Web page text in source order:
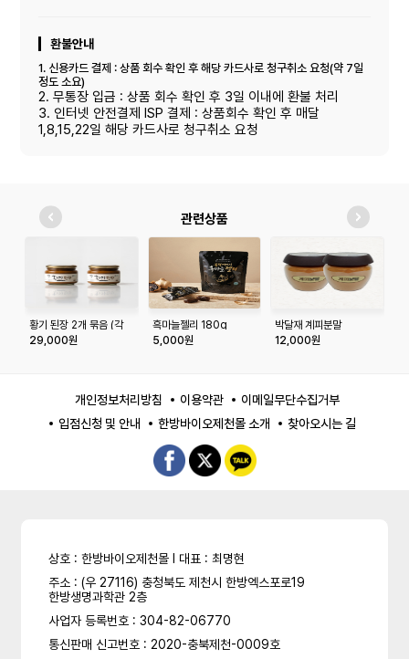
환불안내
1. 신용카드 결제 : 상품 회수 확인 후 해당 카드사로 청구취소 요청(약 7일
정도 소요)
2. 무통장 입금 : 상품 회수 확인 후 3일 이내에 환불 처리
3. 인터넷 안전결제 ISP 결제 : 상품회수 확인 후 매달
1,8,15,22일 해당 카드사로 청구취소 요청
관련상품
황기 된장 2개 묶음 (각
500g)
29,000원
흑마늘젤리 180g
5,000원
박달재 계피분말
12,000원
개인정보처리방침 이용약관
이메일무단수집거부
입점신청 및 안내
한방바이오제천몰 소개 찾아오시는 길
상호 : 한방바이오제천몰 l 대표 : 최명현
주소 : (우 27116) 충청북도 제천시 한방엑스포로19
한방생명과학관 2층
사업자 등록번호 : 304-82-06770
통신판매 신고번호 : 2020-충북제천-0009호